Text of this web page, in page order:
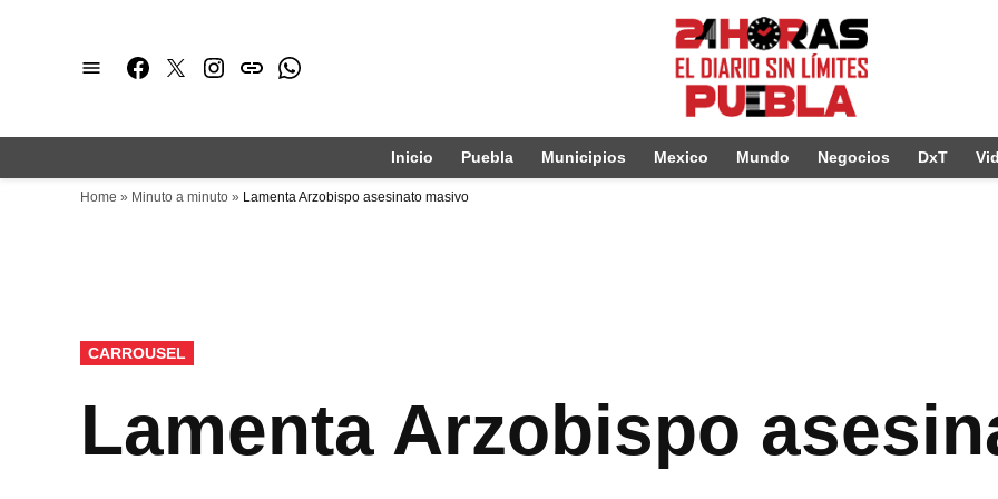
Facebook
TwitterInstagram
issuuWhatsapp
Inicio Puebla Municipios Mexico Mundo Negocios DxT
Home » Minuto a minuto » Lamenta Arzobispo asesinato masivo
PUBLICADO
EN
CARROUSEL
Lamenta Arzobispo